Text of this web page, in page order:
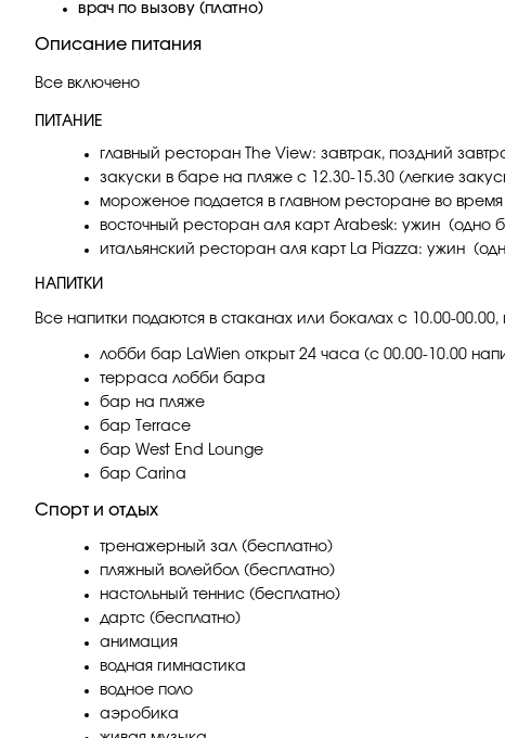
врач по вызову (платно)
Описание питания
Все включено
ПИТАНИЕ
главный ресторан The View: завтрак, поздний
закуски в баре на пляже с 12.30-15.30 (легкие
мороженое подается в главном ресторане во
восточный ресторан аля карт Arabesk: ужин (одно
итальянский ресторан аля карт La Piazza: ужин
НАПИТКИ
Все напитки подаются в стаканах или бокалах с 10.00-
лобби бар LaWien открыт 24 часа (с 00.00-10.00
терраса лобби бара
бар на пляже
бар Terrace
бар West End Lounge
бар Carina
Спорт и отдых
тренажерный зал (бесплатно)
пляжный волейбол (бесплатно)
настольный теннис (бесплатно)
дартс (бесплатно)
анимация
водная гимнастика
водное поло
аэробика